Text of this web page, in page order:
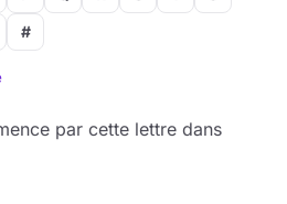
#
par cette lettre dans